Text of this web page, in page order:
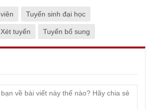
Tuyển sinh đại học
Xét tuyển Tuyển bổ sung